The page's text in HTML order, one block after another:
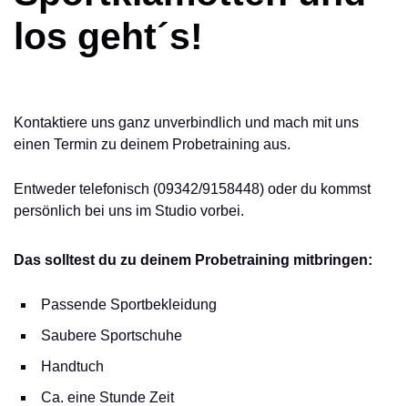
los geht´s!
Kontaktiere uns ganz unverbindlich und mach mit uns
einen Termin zu deinem Probetraining aus.
Entweder telefonisch (09342/9158448) oder du kommst
persönlich bei uns im Studio vorbei.
Das solltest du zu deinem Probetraining mitbringen:
Passende Sportbekleidung
Saubere Sportschuhe
Handtuch
Ca. eine Stunde Zeit